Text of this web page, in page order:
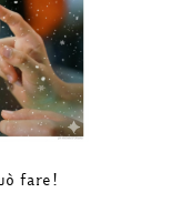
fare!